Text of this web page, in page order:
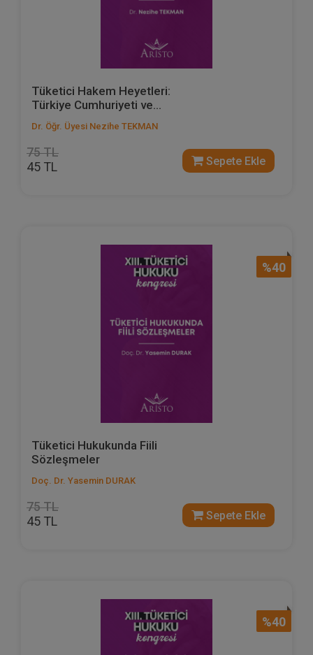
Tüketici Hakem Heyetleri:
Türkiye Cumhuriyeti ve...
Dr. Öğr. Üyesi Nezihe TEKMAN
75 TL
45 TL Sepete Ekle
%40
Tüketici Hukukunda Fiili
Sözleşmeler
Doç. Dr. Yasemin DURAK
75 TL
45 TL Sepete Ekle
%40